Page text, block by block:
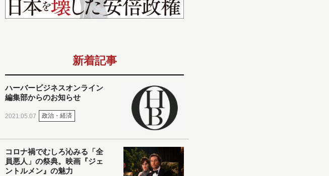
新着記事
ハーバービジネスオンライン
編集部からのお知らせ
2021.05.07 政治・経済
コロナ禍でむしろ沁みる「全
員悪人」の祭典。映画『ジェ
ントルメン』の魅力